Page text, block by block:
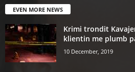
EVEN MORE NEWS
Krimi trondit
klientin me plumb
10 December, 2019